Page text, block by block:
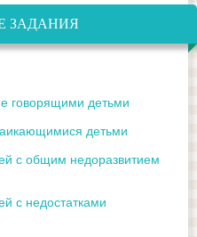
ЗАДАНИЯ
говорящими детьми
детьми
с общим недоразвитием
с недостатками